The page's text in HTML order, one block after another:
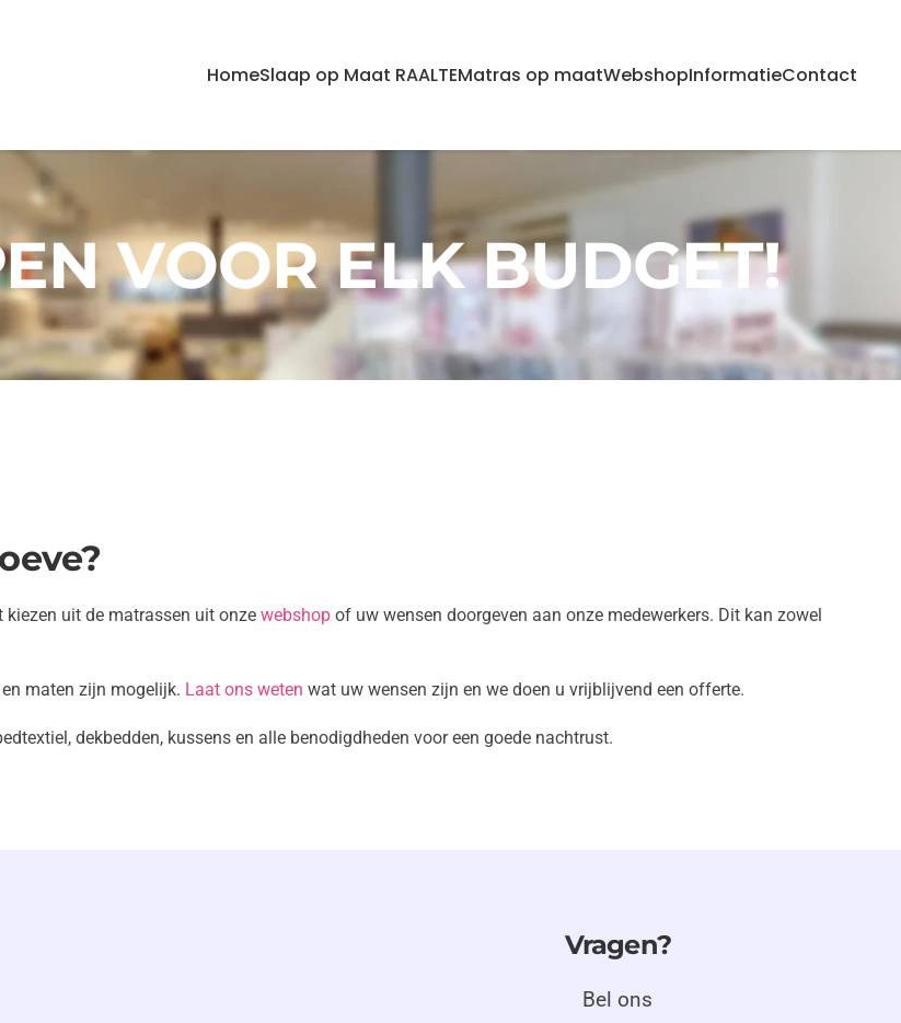
HomeSlaap op Maat RAALTEMatras op maatWebshopInformatieContact
VOOR ELK BUDGET!
kiezen uit de matrassen uit onze webshop of uw wensen doorgeven aan onze medewerkers. Dit kan zowel
maten zijn mogelijk. Laat ons weten wat uw wensen zijn en we doen u vrijblijvend een offerte.
dekbedden, kussens en alle benodigdheden voor een goede nachtrust.
Vragen?
Bel ons